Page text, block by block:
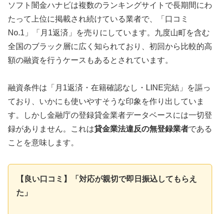
ソフト闇金ハナビは複数のランキングサイトで長期間にわ
たって上位に掲載され続けている業者で、「口コミ
No.1」「月1返済」を売りにしています。九度山町を含む
全国のブラック層に広く知られており、初回から比較的高
額の融資を行うケースもあるとされています。
融資条件は「月1返済・在籍確認なし・LINE完結」を謳っ
ており、いかにも使いやすそうな印象を作り出していま
す。しかし金融庁の登録貸金業者データベースには一切登
録がありません。これは貸金業法違反の無登録業者である
ことを意味します。
【良い口コミ】「対応が親切で即日振込してもらえ
た」